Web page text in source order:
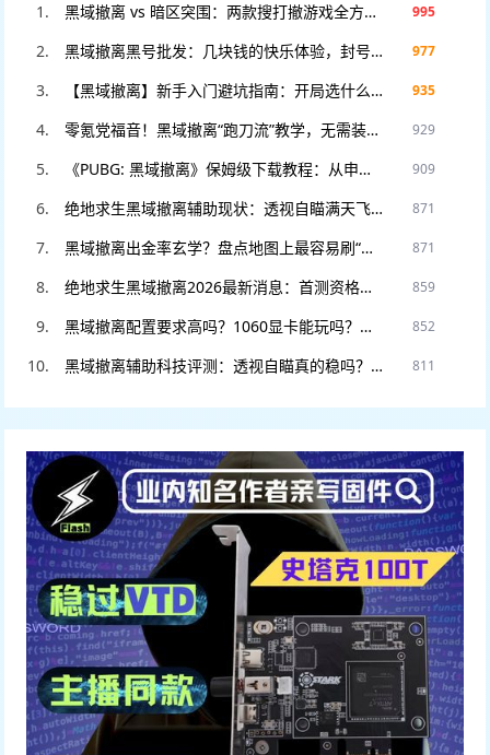
黑域撤离 vs 暗区突围：两款搜打撤游戏全方位对比，谁才是2025年版本之子？ 995
黑域撤离黑号批发：几块钱的快乐体验，封号不心疼，暴力测试专用！ 977
【黑域撤离】新手入门避坑指南：开局选什么职业？这3个错误千万别犯！ 935
零氪党福音！黑域撤离“跑刀流”教学，无需装备也能把把血赚撤离。 929
《PUBG: 黑域撤离》保姆级下载教程：从申请资格到进入游戏，看这一篇就够了！ 909
绝地求生黑域撤离辅助现状：透视自瞄满天飞？教你如何安全“科技”防封。 871
黑域撤离出金率玄学？盘点地图上最容易刷“大金”的5个隐藏点位！ 871
绝地求生黑域撤离2026最新消息：首测资格如何申请？官网预约入口在此。 859
黑域撤离配置要求高吗？1060显卡能玩吗？老电脑流畅运行设置教程。 852
黑域撤离辅助科技评测：透视自瞄真的稳吗？DMA硬件挂和软件挂怎么选 811